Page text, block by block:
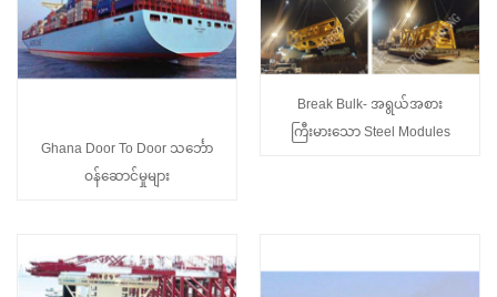
Ghana Door To Door သင်္ဘော
ဝန်ဆောင်မှုများ
Break Bulk- အရွယ်အစား
ကြီးမားသော Steel Modules